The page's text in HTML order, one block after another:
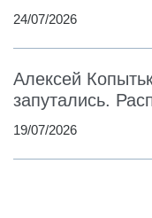
24/07/2026
Алексей
запутались.
19/07/2026